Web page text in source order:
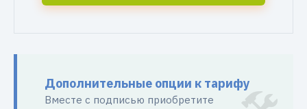
Дополнительные опции к тарифу
Вместе с подписью приобретите